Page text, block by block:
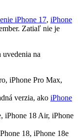
iPhone 17, iPhone
Zatiaľ nie je
na
iPhone Pro Max,
verzia, ako iPhone
iPhone 18 Air, iPhone
18, iPhone 18e